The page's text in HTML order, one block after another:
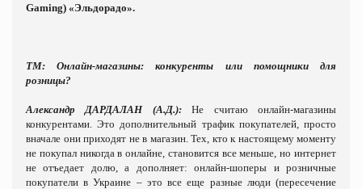
Gaming) «Эльдорадо».
ТМ: Онлайн-магазины: конкуренты или помощники для
розницы?
Александр ДАРДАЛАН (А.Д.):Не считаю онлайн-магазины
конкурентами. Это дополнительный трафик покупателей, просто
вначале они приходят не в магазин. Тех, кто к настоящему моменту
не покупал никогда в онлайне, становится все меньше, но интернет
не отъедает долю, а дополняет: онлайн-шоперы и розничные
покупатели в Украине – это все еще разные люди (пересечение